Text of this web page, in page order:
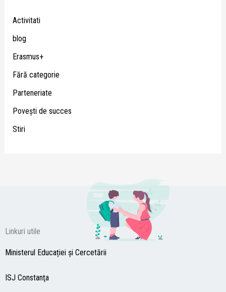
Activitati
blog
Erasmus+
Fără categorie
Parteneriate
Poveşti de succes
Stiri
Linkuri utile
Ministerul Educației și Cercetării
ISJ Constanţa